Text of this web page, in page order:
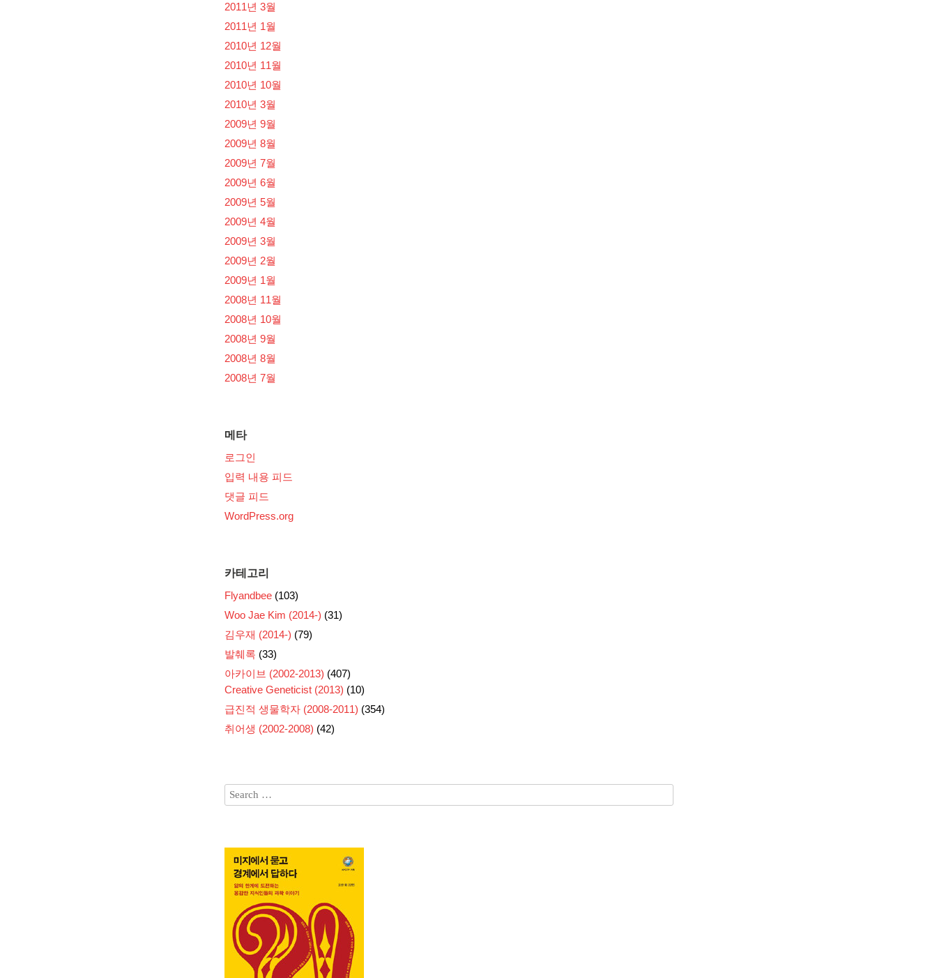
2011년 3월
2011년 1월
2010년 12월
2010년 11월
2010년 10월
2010년 3월
2009년 9월
2009년 8월
2009년 7월
2009년 6월
2009년 5월
2009년 4월
2009년 3월
2009년 2월
2009년 1월
2008년 11월
2008년 10월
2008년 9월
2008년 8월
2008년 7월
메타
로그인
입력 내용 피드
댓글 피드
WordPress.org
카테고리
Flyandbee (103)
Woo Jae Kim (2014-) (31)
김우재 (2014-) (79)
발췌록 (33)
아카이브 (2002-2013) (407)
Creative Geneticist (2013) (10)
급진적 생물학자 (2008-2011) (354)
취어생 (2002-2008) (42)